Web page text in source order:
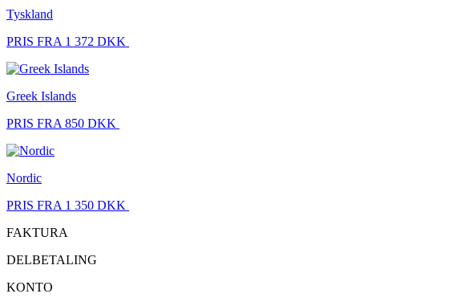
Tyskland
PRIS FRA 1 372 DKK
Greek Islands
PRIS FRA 850 DKK
Nordic
PRIS FRA 1 350 DKK
FAKTURA
DELBETALING
KONTO